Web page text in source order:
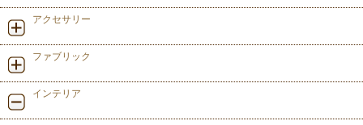
アクセサリー
ファブリック
インテリア